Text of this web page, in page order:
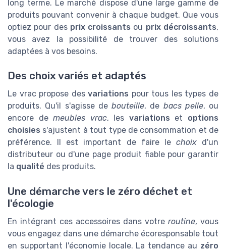
long terme. Le marché dispose d'une large gamme de
produits pouvant convenir à chaque budget. Que vous
optiez pour des prix croissants ou prix décroissants,
vous avez la possibilité de trouver des solutions
adaptées à vos besoins.
Des choix variés et adaptés
Le vrac propose desvariations pour tous les types de
produits. Qu'il s'agisse de bouteille, de bacs pelle, ou
encore demeubles vrac, les variations et options
choisies s'ajustent à tout type de consommation et de
préférence. Il est important de faire le choixd'un
distributeur ou d'une page produit fiable pour garantir
la qualité des produits.
Une démarche vers le zéro déchet et
l'écologie
En intégrant ces accessoires dans votre routine, vous
vous engagez dans une démarche écoresponsable tout
en supportant l'économie locale. La tendance au zéro